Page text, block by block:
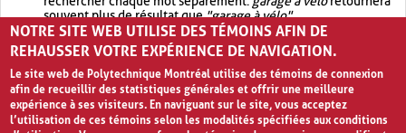
souvent plus de résultat que"garage à vélo".
Envisagez d'élargir votre recherche avec OR.garage OR vélo
retournera souvent plus de résultat quegarage à vélo
NOTRE SITE WEB UTILISE DES TÉMOINS AFIN DE
REHAUSSER VOTRE EXPÉRIENCE DE NAVIGATION.
Le site web de Polytechnique Montréal utilise des témoins de connexion
afin de recueillir des statistiques générales et offrir une meilleure
expérience à ses visiteurs. En naviguant sur le site, vous acceptez
l’utilisation de ces témoins selon les modalités spécifiées aux conditions